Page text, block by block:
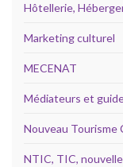
Hôtellerie,
Marketing culturel
MECENAT
Médiateurs et
Nouveau
NTIC, TIC,